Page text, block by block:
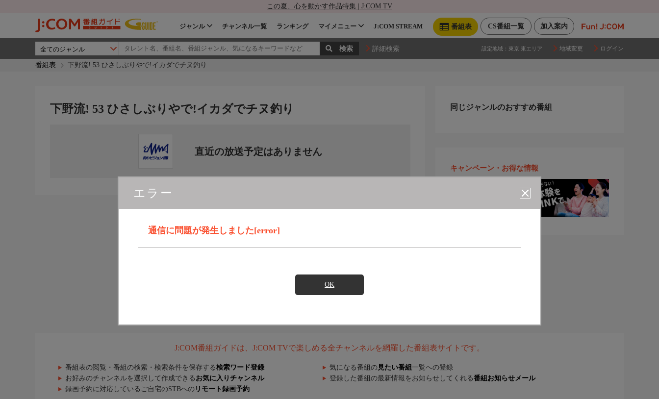
この夏、心を動かす作品特集 | J:COM TV
加入案内
CS番組一覧
番組表
ジャンル チャンネル一覧 ランキング マイメニュー J:COM STREAM
詳細検索 設定地域： 東京 東エリア 地域変更 ログイン
番組表 下野流! 53 ひさしぶりやで!イカダでチヌ釣り
エラー
通信に問題が発生しました[error]
OK
下野流! 53 ひさしぶりやで!イカダでチヌ釣り
直近の放送予定はありません
同じジャンルのおすすめ番組
キャンペーン・お得な情報
J:COM番組ガイドは、J:COM TVで楽しめる全チャンネルを網羅した番組表サイトです。
番組表の閲覧・番組の検索・検索条件を保存する検索ワード登録 気になる番組の 見たい番組 一覧への登録
お好みのチャンネルを選択して作成できる お気に入りチャンネル 登録した番組の最新情報をお知らせしてくれる番組お知らせメール
録画予約に対応しているご自宅のSTBへの リモート録画予約